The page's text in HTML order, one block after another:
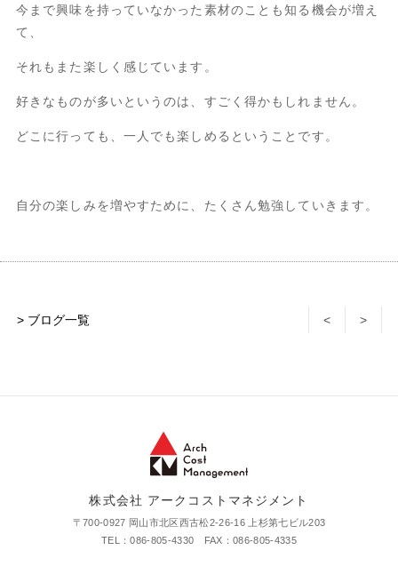
今まで興味を持っていなかった素材のことも知る機会が増え
て、
それもまた楽しく感じています。
好きなものが多いというのは、すごく得かもしれません。
どこに行っても、一人でも楽しめるということです。
自分の楽しみを増やすために、たくさん勉強していきます。
> ブログ一覧 < >
株式会社 アークコストマネジメント
〒700-0927 岡山市北区西古松2-26-16 上杉第七ビル203
TEL：086-805-4330 FAX：086-805-4335